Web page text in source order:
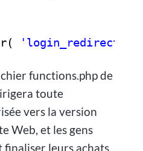
'login_redirect'
functions.php de
toute
vers la version
Web, et les gens
leurs achats